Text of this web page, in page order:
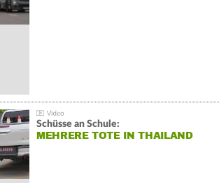
Schüsse an Schule:
MEHRERE TOTE IN THAILAND